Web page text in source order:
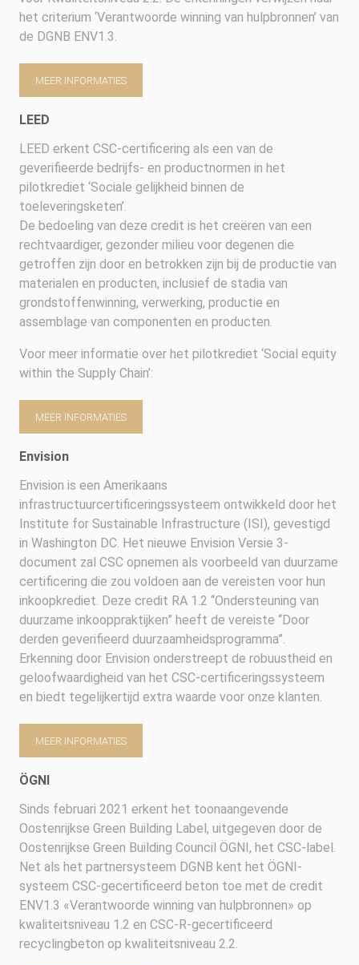
het criterium ‘Verantwoorde winning van hulpbronnen’ van
de DGNB ENV1.3.
MEER INFORMATIES
LEED
LEED erkent CSC-certificering als een van de
geverifieerde bedrijfs- en productnormen in het
pilotkrediet ‘Sociale gelijkheid binnen de
toeleveringsketen’.
De bedoeling van deze credit is het creëren van een
rechtvaardiger, gezonder milieu voor degenen die
getroffen zijn door en betrokken zijn bij de productie van
materialen en producten, inclusief de stadia van
grondstoffenwinning, verwerking, productie en
assemblage van componenten en producten.
Voor meer informatie over het pilotkrediet ‘Social equity
within the Supply Chain’:
MEER INFORMATIES
Envision
Envision is een Amerikaans
infrastructuurcertificeringssysteem ontwikkeld door het
Institute for Sustainable Infrastructure (ISI), gevestigd
in Washington DC. Het nieuwe Envision Versie 3-
document zal CSC opnemen als voorbeeld van duurzame
certificering die zou voldoen aan de vereisten voor hun
inkoopkrediet. Deze credit RA 1.2 “Ondersteuning van
duurzame inkooppraktijken” heeft de vereiste “Door
derden geverifieerd duurzaamheidsprogramma”.
Erkenning door Envision onderstreept de robuustheid en
geloofwaardigheid van het CSC-certificeringssysteem
en biedt tegelijkertijd extra waarde voor onze klanten.
MEER INFORMATIES
ÖGNI
Sinds februari 2021 erkent het toonaangevende
Oostenrijkse Green Building Label, uitgegeven door de
Oostenrijkse Green Building Council ÖGNI, het CSC-label.
Net als het partnersysteem DGNB kent het ÖGNI-
systeem CSC-gecertificeerd beton toe met de credit
ENV1.3 «Verantwoorde winning van hulpbronnen» op
kwaliteitsniveau 1.2 en CSC-R-gecertificeerd
recyclingbeton op kwaliteitsniveau 2.2.